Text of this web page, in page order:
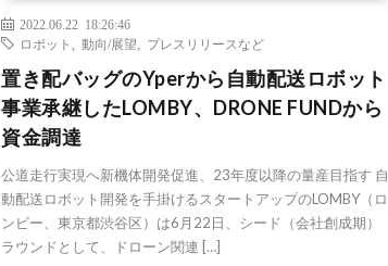
2022.06.22 18:26:46
ロボット
,動向/展望 プレスリリースなど
置き配バッグのYperから自動配送ロボット
事業承継したLOMBY、DRONE FUNDから
資金調達
公道走行実現へ新機体開発促進、23年度以降の量産目指す 自
動配送ロボット開発を手掛けるスタートアップのLOMBY（ロ
ンビー、東京都渋谷区）は6月22日、シード（会社創成期）
ラウンドとして、ドローン関連 […]